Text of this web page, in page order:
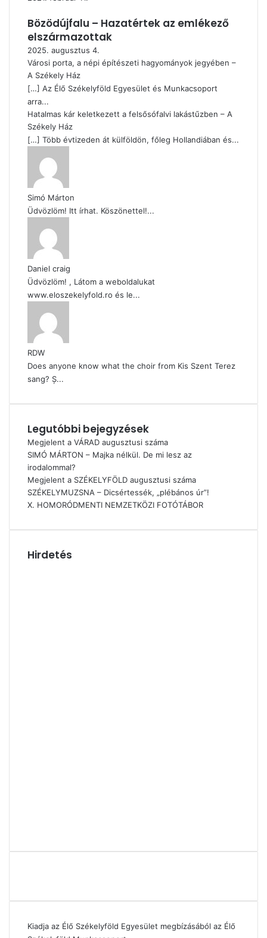
Bözödújfalu – Hazatértek az emlékező
elszármazottak
2025. augusztus 4.
Városi porta, a népi építészeti hagyományok jegyében –
A Székely Ház
[…] Az Élő Székelyföld Egyesület és Munkacsoport
arra...
Hatalmas kár keletkezett a felsősófalvi lakástűzben – A
Székely Ház
[…] Több évtizeden át külföldön, főleg Hollandiában és...
Simó Márton
Üdvözlöm! Itt írhat. Köszönettel!...
Daniel craig
Üdvözlöm! , Látom a weboldalukat
www.eloszekelyfold.ro és le...
RDW
Does anyone know what the choir from Kis Szent Terez
sang? Ș...
Legutóbbi bejegyzések
Megjelent a VÁRAD augusztusi száma
SIMÓ MÁRTON – Majka nélkül. De mi lesz az
irodalommal?
Megjelent a SZÉKELYFÖLD augusztusi száma
SZÉKELYMUZSNA – Dicsértessék, „plébános úr”!
X. HOMORÓDMENTI NEMZETKÖZI FOTÓTÁBOR
Hirdetés
Kiadja az Élő Székelyföld Egyesület megbízásából az Élő